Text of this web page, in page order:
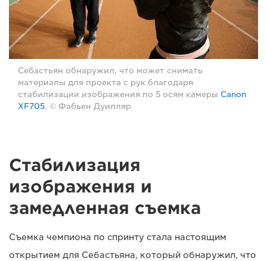
Себастьян обнаружил, что может снимать
материалы для проекта с рук благодаря
стабилизации изображения по 5 осям камеры Canon
XF705. © Фабьен Дуилляр
Стабилизация
изображения и
замедленная съемка
Съемка чемпиона по спринту стала настоящим
открытием для Себастьяна, который обнаружил, что